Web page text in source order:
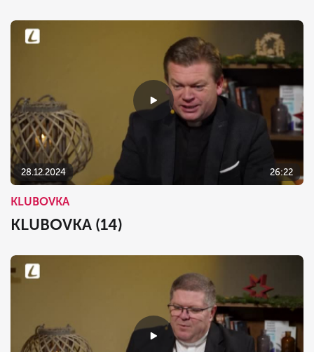
28.12.2024 26:22
KLUBOVKA
KLUBOVKA (14)